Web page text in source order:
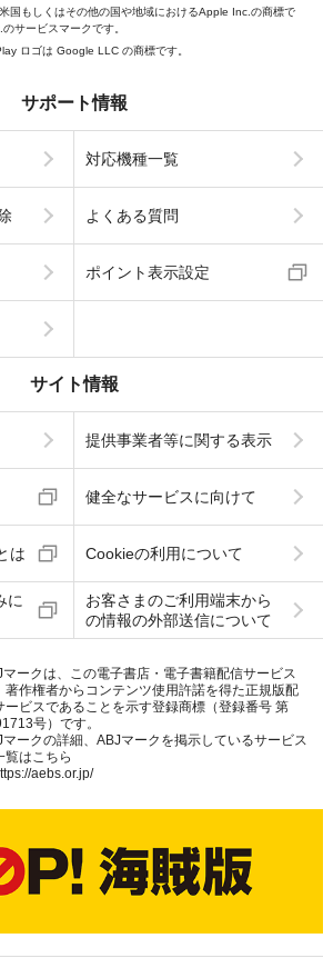
国もしくはその他の国や地域におけるApple Inc.の商標で
サービスマークです。
ロゴは Google LLC の商標です。
サポート情報
対応機種一覧
よくある質問
ポイント表示設定
サイト情報
提供事業者等に関する表示
健全なサービスに向けて
は Cookieの利用について
に
お客さまのご利用端末から
の情報の外部送信について
マークは、この電子書店・電子書籍配信サービス
著作権者からコンテンツ使用許諾を得た正規版配
ービスであることを示す登録商標（登録番号 第
号）です。
マークの詳細、ABJマークを掲示しているサービス
覧はこちら
aebs.or.jp/